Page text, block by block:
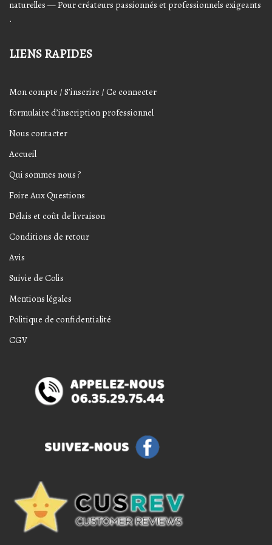
naturelles — Pour créateurs passionnés et professionnels exigeants
.
LIENS RAPIDES
Mon compte / S’inscrire / Ce connecter
formulaire d’inscription professionnel
Nous contacter
Accueil
Qui sommes nous ?
Foire Aux Questions
Délais et coût de livraison
Conditions de retour
Avis
Suivie de Colis
Mentions légales
Politique de confidentialité
CGV